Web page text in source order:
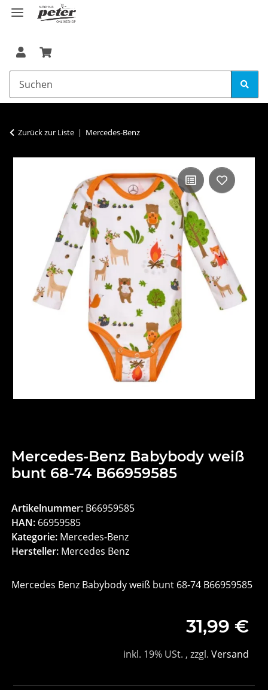
Zurück zur Liste Mercedes-Benz
Mercedes-Benz Babybody weiß
bunt 68-74 B66959585
Artikelnummer: B66959585
HAN: 66959585
Kategorie: Mercedes-Benz
Hersteller: Mercedes Benz
Mercedes Benz Babybody weiß bunt 68-74 B66959585
31,99 €
inkl. 19% USt. , zzgl. Versand